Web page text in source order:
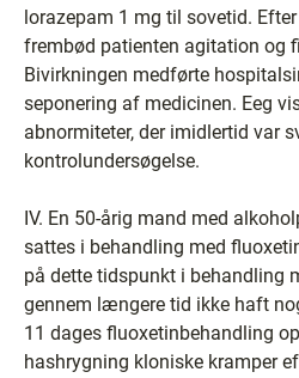
lorazepam 1 mg til sovetid.
frembød patienten agitation og
Bivirkningen medførte
seponering af medicinen. Eeg
abnormiteter, der imidlertid var
kontrolundersøgelse.
IV. En 50-årig mand med
sattes i behandling med
på dette tidspunkt i behandling
gennem længere tid ikke haft
11 dages fluoxetinbehandling
hashrygning kloniske kramper